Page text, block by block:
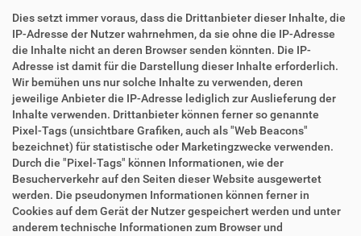
Dies setzt immer voraus, dass die Drittanbieter dieser Inhalte, die
IP-Adresse der Nutzer wahrnehmen, da sie ohne die IP-Adresse
die Inhalte nicht an deren Browser senden könnten. Die IP-
Adresse ist damit für die Darstellung dieser Inhalte erforderlich.
Wir bemühen uns nur solche Inhalte zu verwenden, deren
jeweilige Anbieter die IP-Adresse lediglich zur Auslieferung der
Inhalte verwenden. Drittanbieter können ferner so genannte
Pixel-Tags (unsichtbare Grafiken, auch als "Web Beacons"
bezeichnet) für statistische oder Marketingzwecke verwenden.
Durch die "Pixel-Tags" können Informationen, wie der
Besucherverkehr auf den Seiten dieser Website ausgewertet
werden. Die pseudonymen Informationen können ferner in
Cookies auf dem Gerät der Nutzer gespeichert werden und unter
anderem technische Informationen zum Browser und